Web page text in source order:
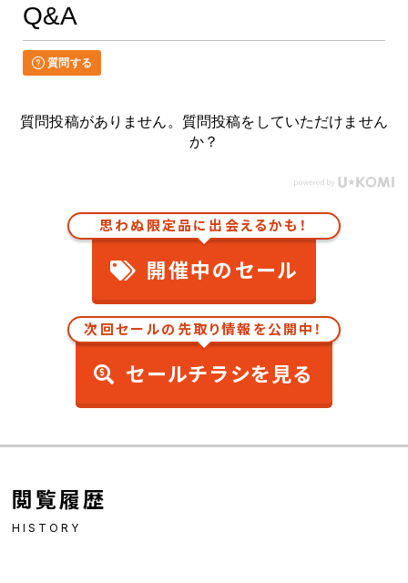
Q&A
質問する
質問投稿がありません。質問投稿をしていただけません
か？
思わぬ限定品に出会えるかも！
開催中のセール
次回セールの先取り情報を公開中！
セールチラシを見る
閲覧履歴
HISTORY